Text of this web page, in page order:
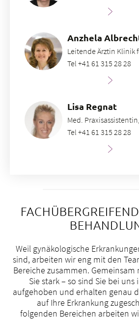
Anzhela
Leitende Ärztin Klinik
Tel +41 61 315 28 28
Lisa Regnat
Med.
Tel +41 61 315 28 28
Weil gynäkologische
sind, arbeiten wir eng mit den
Bereiche zusammen.
Sie stark – so sind Sie bei
aufgehoben und erhalten genau
auf Ihre Erkrankung
folgenden Bereichen arbeiten